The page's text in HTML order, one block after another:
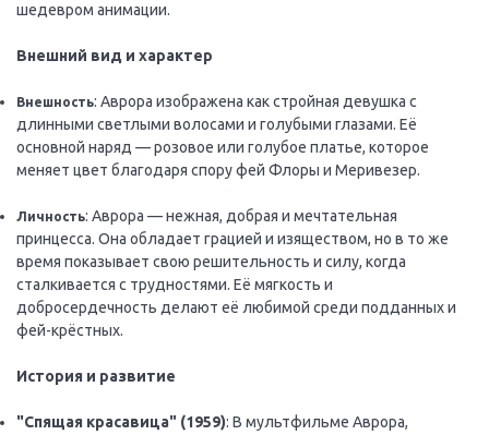
шедевром анимации.
Внешний вид и характер
Внешность: Аврора изображена как стройная девушка с
длинными светлыми волосами и голубыми глазами. Её
основной наряд — розовое или голубое платье, которое
меняет цвет благодаря спору фей Флоры и Меривезер.
Личность: Аврора — нежная, добрая и мечтательная
принцесса. Она обладает грацией и изяществом, но в то же
время показывает свою решительность и силу, когда
сталкивается с трудностями. Её мягкость и
добросердечность делают её любимой среди подданных и
фей-крёстных.
История и развитие
"Спящая красавица" (1959): В мультфильме Аврора,